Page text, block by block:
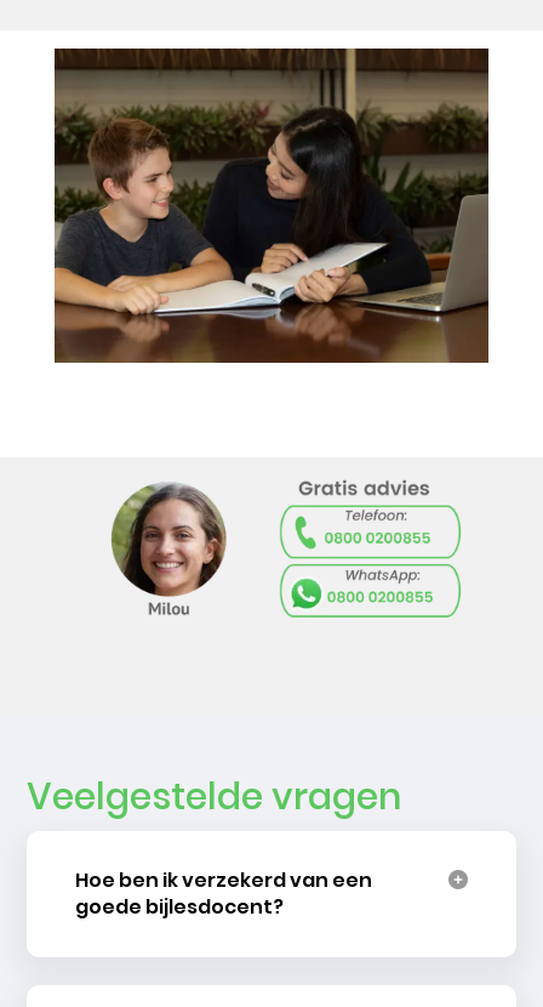
Veelgestelde vragen
Hoe ben ik verzekerd van een
goede bijlesdocent?